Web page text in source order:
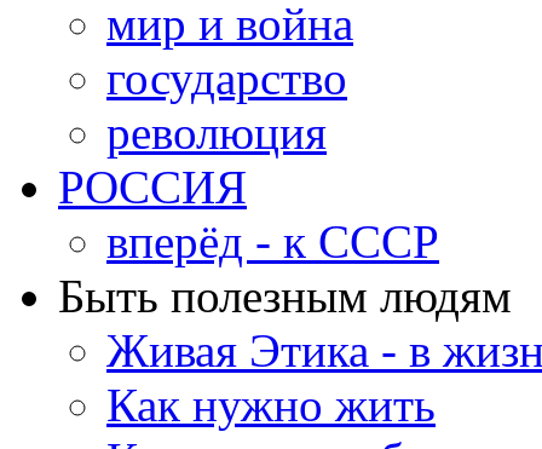
мир и война
государство
революция
РОССИЯ
вперёд - к СССР
Быть полезным людям
Живая Этика - в
Как нужно жить